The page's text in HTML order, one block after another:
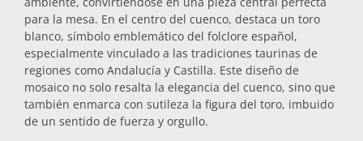
Tapones
Aceiteras
Salvamanteles
para la mesa. En el centro del cuenco, destaca un toro
blanco, símbolo emblemático del folclore español,
especialmente vinculado a las tradiciones taurinas de
regiones como Andalucía y Castilla. Este diseño de
mosaico no solo resalta la elegancia del cuenco, sino que
también enmarca con sutileza la figura del toro, imbuido
de un sentido de fuerza y orgullo.